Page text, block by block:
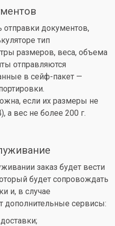
отправки документов,
тип
размеров, веса, объема
отправляются
в сейф-пакет —
если их размеры не
вес не более 200 г.
заказ будет вести
будет сопровождать
и, в случае
дополнительные сервисы: